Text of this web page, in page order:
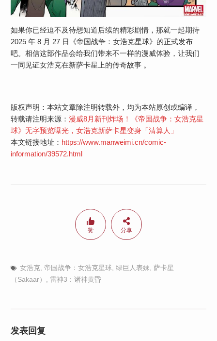
如果你已经迫不及待想知道后续的精彩剧情，那就一起期待
2025 年 8 月 27 日《帝国战争：女浩克星球》的正式发布
吧。相信这部作品会给我们带来不一样的漫威体验，让我们
一同见证女浩克在新萨卡星上的传奇故事 。
版权声明：本站文章除注明转载外，均为本站原创或编译，
转载请注明来源： 漫威8月新刊炸场！《帝国战争：女浩克星
球》无字预览曝光，女浩克新萨卡星变身「清算人」
本文链接地址： https://www.manweimi.cn/comic-
information/39572.html
赞 分享
女浩克, 帝国战争：女浩克星球, 绿巨人表妹, 萨卡星
（Sakaar） , 雷神3：诸神黄昏
发表回复